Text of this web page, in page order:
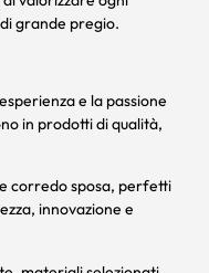
grande pregio.
e la passione
in prodotti di qualità,
corredo sposa, perfetti
innovazione e